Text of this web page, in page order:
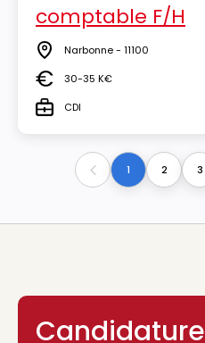
comptable F/H
Lieu Narbonne - 11100
Salaire30-35 K€
TypeCDI
Previous1 2 3